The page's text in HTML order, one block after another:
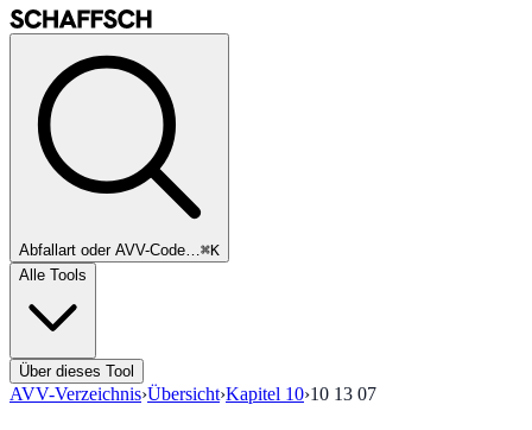
Abfallart oder AVV-Code…⌘K
Alle Tools
Über dieses Tool
AVV-Verzeichnis›Übersicht›Kapitel 10›10 13 07